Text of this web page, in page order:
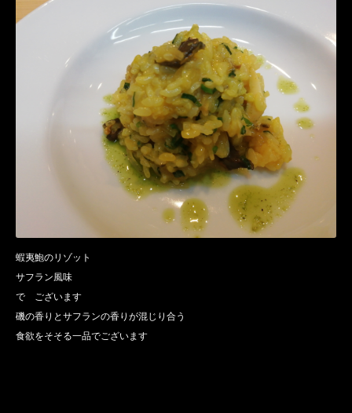
蝦夷鮑のリゾット
サフラン風味
で ございます
磯の香りとサフランの香りが混じり合う
食欲をそそる一品でございます